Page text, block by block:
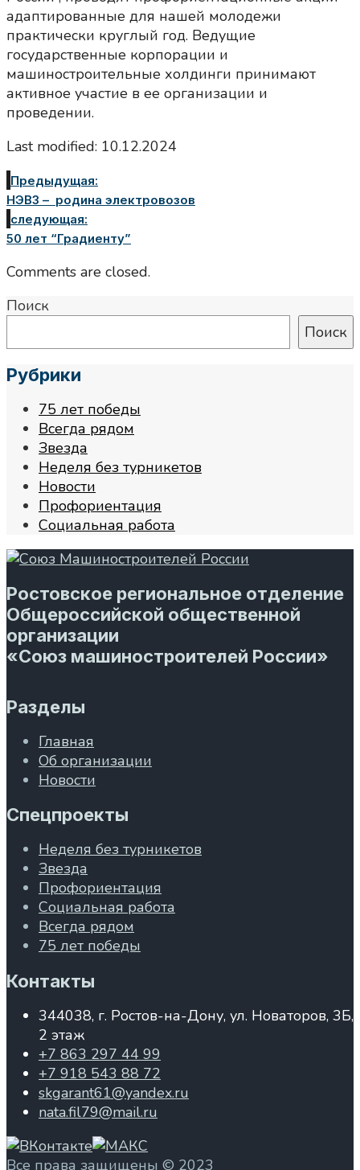
адаптированные для нашей молодежи
практически круглый год. Ведущие
государственные корпорации и
машиностроительные холдинги принимают
активное участие в ее организации и
проведении.
Last modified: 10.12.2024
Предыдущая:
НЭВЗ – родина электровозов
следующая:
50 лет “Градиенту”
Comments are closed.
Поиск
Поиск
Рубрики
75 лет победы
Всегда рядом
Звезда
Неделя без турникетов
Новости
Профориентация
Социальная работа
Ростовское региональное отделение
Общероссийской общественной
организации
«Союз машиностроителей России»
Разделы
Главная
Об организации
Новости
Спецпроекты
Неделя без турникетов
Звезда
Профориентация
Социальная работа
Всегда рядом
75 лет победы
Контакты
344038, г. Ростов-на-Дону, ул. Новаторов, 3Б,
2 этаж
+7 863 297 44 99
+7 918 543 88 72
skgarant61@yandex.ru
nata.fil79@mail.ru
Все права защищены © 2023